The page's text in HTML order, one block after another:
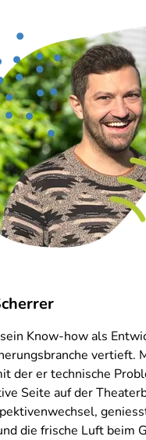
Know-how als
vertieft.
der er technische
Seite auf der
die frische Luft beim